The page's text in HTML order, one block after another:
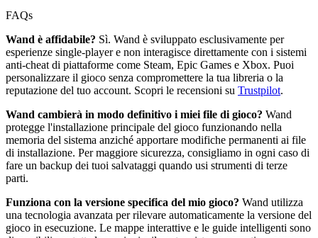
FAQs
Wand è affidabile? Sì. Wand è sviluppato esclusivamente per
esperienze single-player e non interagisce direttamente con i sistemi
anti-cheat di piattaforme come Steam, Epic Games e Xbox. Puoi
personalizzare il gioco senza compromettere la tua libreria o la
reputazione del tuo account. Scopri le recensioni su Trustpilot.
Wand cambierà in modo definitivo i miei file di gioco? Wand
protegge l'installazione principale del gioco funzionando nella
memoria del sistema anziché apportare modifiche permanenti ai file
di installazione. Per maggiore sicurezza, consigliamo in ogni caso di
fare un backup dei tuoi salvataggi quando usi strumenti di terze
parti.
Funziona con la versione specifica del mio gioco? Wand utilizza
una tecnologia avanzata per rilevare automaticamente la versione del
gioco in esecuzione. Le mappe interattive e le guide intelligenti sono